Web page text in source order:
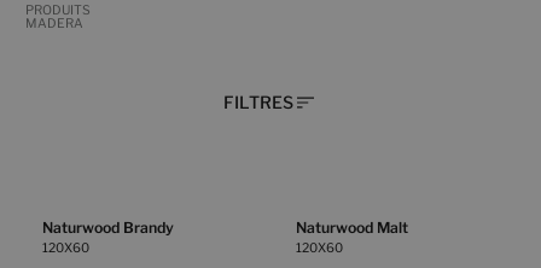
PRODUITS
MADERA
FILTRES
Naturwood Brandy
120X60
Naturwood Malt
120X60